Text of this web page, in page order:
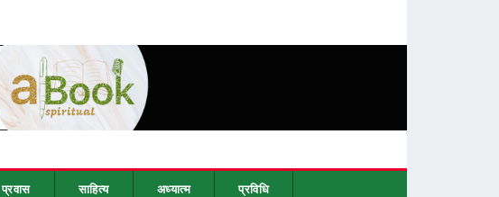
प्रवास साहित्य अध्यात्म प्रविधि